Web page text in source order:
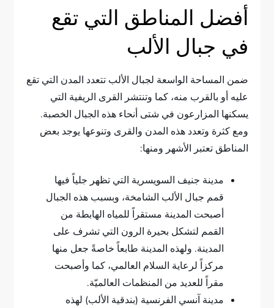
أفضل المناطق التي تقع
في جبال الألب
ضمن المساحة الواسعة لجبال الألب تتعدد المدن التي تقع
عليه أو بالقرب منه، كما وتنتشر القرى الريفية التي
يسكنها المزارعون في شتى أنحاء هذه الجبال الخصبة.
ومع كثرة وتعدد هذه المدن والقرى وتنوعها يوجد بعض
المناطق تعتبر الأشهر ومنها:
مدينة جنيف السويسرية التي تظهر جلياً فيها
قمم جبال الألب الشامخة، وبسبب هذه الجبال
أصبحت المدينة مستقراً للمياه الهابطة من
القمم لتشكل بحيرة الرون التي تشرف على
المدينة. ولهذه المدينة طابعاً خاصةً جعل منها
مركزاً لرعاية السلام العالمي، كما وأصبحت
مقراً للعديد من المنظمات العالميّة.
مدينة آنسي الفرنسية (بندقية الألب) لهذه